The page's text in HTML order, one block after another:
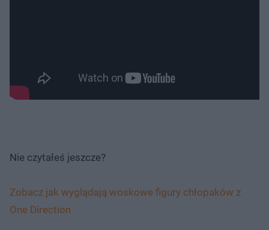
Nie czytałeś jeszcze?
Zobacz jak wyglądają woskowe figury chłopaków z
One Direction